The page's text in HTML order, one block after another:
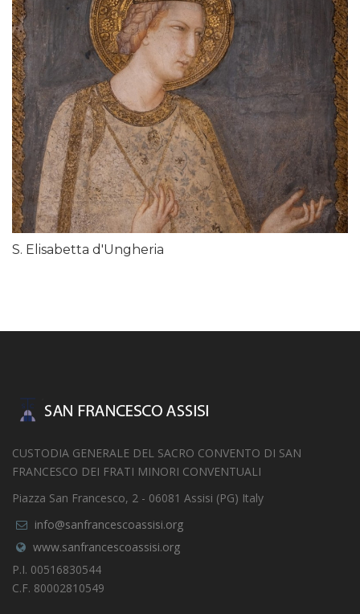
S. Elisabetta d'Ungheria
CUSTODIA GENERALE DEL SACRO CONVENTO DI SAN
FRANCESCO DEI FRATI MINORI CONVENTUALI
Piazza San Francesco, 2 - 06081 Assisi (PG) Italy
info@sanfrancescoassisi.org
www.sanfrancescoassisi.org
P.I. 00516830544
C.F. 80002810549